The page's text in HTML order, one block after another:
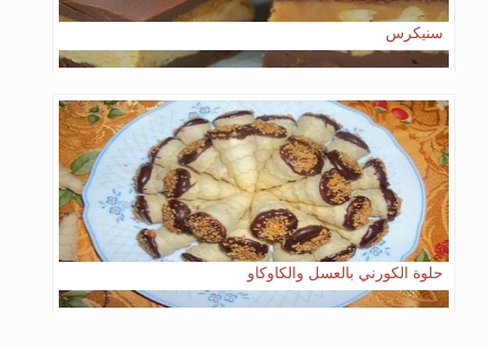
سنيكرس
حلوة الكورني بالعسل والكاوكاو